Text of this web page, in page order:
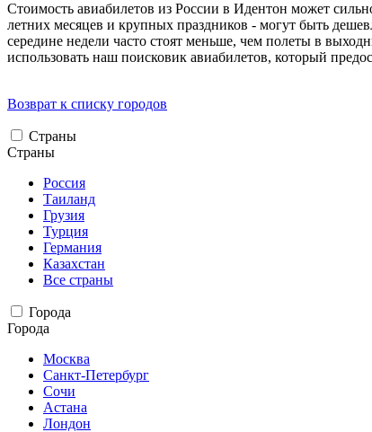
Стоимость авиабилетов из России в Идентон может
летних месяцев и крупных праздников - могут быть
середине недели часто стоят меньше, чем полеты в
использовать наш поисковик авиабилетов, который
Возврат к списку городов
Страны
Страны
Россия
Таиланд
Грузия
Турция
Германия
Казахстан
Все страны
Города
Города
Москва
Санкт-Петербург
Сочи
Астана
Лондон